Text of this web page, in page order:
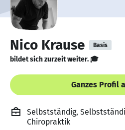
Nico Krause Basis
bildet sich zurzeit weiter. 🎓
Ganzes Profil
Selbstständig,
Chiropraktik